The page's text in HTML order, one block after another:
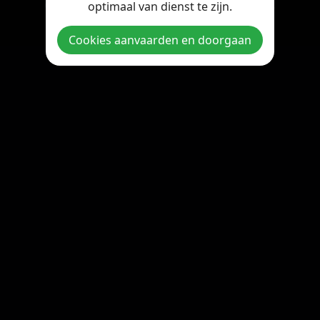
Copyright © 2026 StreamOnline.be. All rights reserved.
optimaal van dienst te zijn.
Cookies aanvaarden en doorgaan